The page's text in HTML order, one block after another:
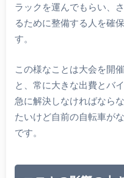
ラックを運んでもらい、
るために整備する人を確
す。
この様なことは大会を開
と、常に大きな出費とバ
急に解決しなければなら
たいけど自前の自転車が
です。